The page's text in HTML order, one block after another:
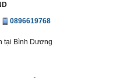
0896619768
tại Bình Dương